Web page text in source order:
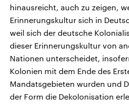
hinausreicht, auch zu zeigen,
Erinnerungskultur sich in
weil sich der deutsche
dieser Erinnerungskultur von
Nationen unterscheidet,
Kolonien mit dem Ende des
Mandatsgebieten wurden und
der Form die Dekolonisation